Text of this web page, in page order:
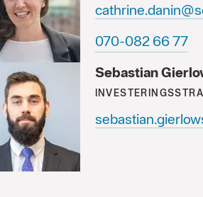
77 66 280-070
Sebastian